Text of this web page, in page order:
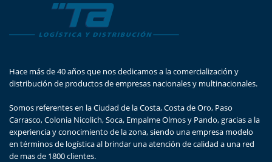
Hace más de 40 años que nos dedicamos a la comercialización y
distribución de productos de empresas nacionales y multinacionales.
Somos referentes en la Ciudad de la Costa, Costa de Oro, Paso
Carrasco, Colonia Nicolich, Soca, Empalme Olmos y Pando, gracias a la
experiencia y conocimiento de la zona, siendo una empresa modelo
en términos de logística al brindar una atención de calidad a una red
de mas de 1800 clientes.